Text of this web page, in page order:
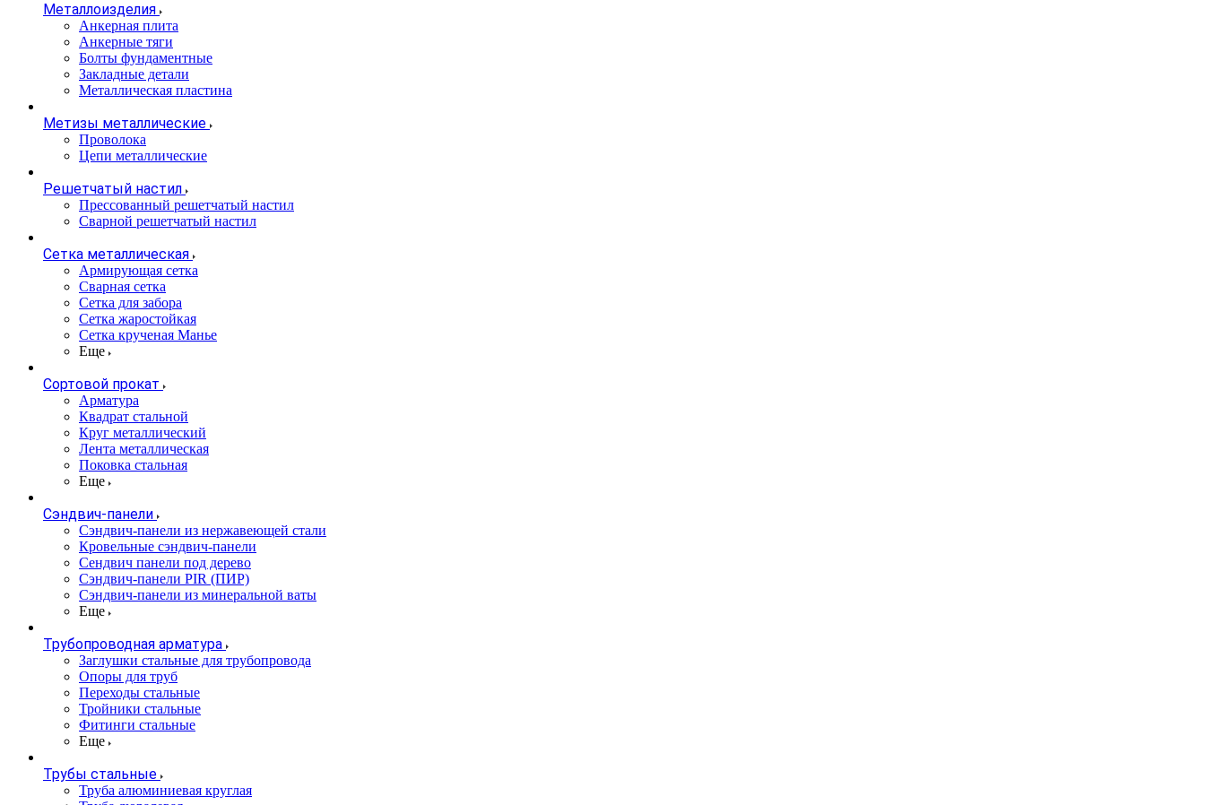
Металлоизделия
Анкерная плита
Анкерные тяги
Болты фундаментные
Закладные детали
Металлическая пластина
Метизы металлические
Проволока
Цепи металлические
Решетчатый настил
Прессованный решетчатый настил
Сварной решетчатый настил
Сетка металлическая
Армирующая сетка
Сварная сетка
Сетка для забора
Сетка жаростойкая
Сетка крученая Манье
Еще
Сортовой прокат
Арматура
Квадрат стальной
Круг металлический
Лента металлическая
Поковка стальная
Еще
Сэндвич-панели
Cэндвич-панели из нержавеющей стали
Кровельные сэндвич-панели
Сендвич панели под дерево
Сэндвич-панели PIR (ПИР)
Сэндвич-панели из минеральной ваты
Еще
Трубопроводная арматура
Заглушки стальные для трубопровода
Опоры для труб
Переходы стальные
Тройники стальные
Фитинги стальные
Еще
Трубы стальные
Труба алюминиевая круглая